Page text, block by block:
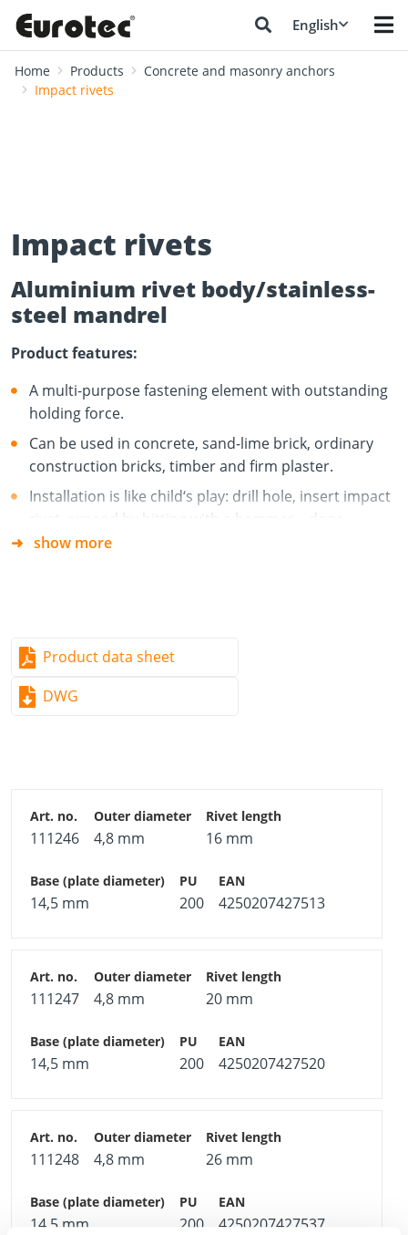
English
Home Products
Concrete and masonry anchors
Impact rivets
Impact rivets
Aluminium rivet body/stainless-
steel mandrel
Product features:
A multi-purpose fastening element with outstanding
holding force.
Can be used in concrete, sand-lime brick, ordinary
construction bricks, timber and firm plaster.
Installation is like child‘s play: drill hole, insert impact
rivet, expand by hitting with a hammer – done
Can be used irrespective of drill-hole depth
profiles
Skylights, roof gullies, roof hatches, smoke
pools
Flange fastenings
Frames, door and window frames
Battens, insulation material
Fields of application:
Concrete, brickwork, firm plaster, timber,
show more
Product data sheet
DWG
111246 4,8 mm 16 mm
14,5 mm 200 4250207427513
111247 4,8 mm 20 mm
14,5 mm 200 4250207427520
111248 4,8 mm 26 mm
14,5 mm 200 4250207427537